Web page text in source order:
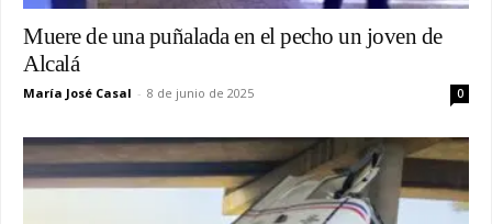
Muere de una puñalada en el pecho un joven de
Alcalá
María José Casal - 8 de junio de 2025 0